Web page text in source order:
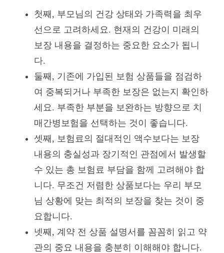
첫째, 부모님의 건강 상태와 가족력을 최우
선으로 고려하세요. 현재의 건강이 미래의
보장 내용을 결정하는 중요한 요소가 됩니
다.
둘째, 기존에 가입된 보험 상품들을 점검하
여 중복되거나 부족한 보장은 없는지 확인하
세요. 부족한 부분을 보완하는 방향으로 치
매간병보험을 선택하는 것이 좋습니다.
셋째, 보험료의 절대적인 액수보다는 보장
내용의 충실성과 장기적인 관점에서 발생할
수 있는 총 보험료 부담을 함께 고려해야 합
니다. 무조건 저렴한 상품보다는 우리 부모
님 상황에 맞는 최적의 보장을 찾는 것이 중
요합니다.
넷째, 계약 전 상품 설명서를 꼼꼼히 읽고 약
관의 중요 내용을 충분히 이해해야 합니다.